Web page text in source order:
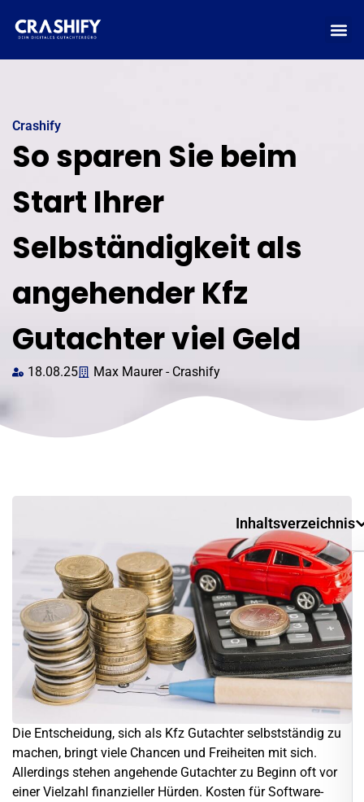
Crashify
So sparen Sie beim
Start Ihrer
Selbständigkeit als
angehender Kfz
Gutachter viel Geld
18.08.25 Max Maurer - Crashify
Die Entscheidung, sich als Kfz Gutachter selbstständig zu
machen, bringt viele Chancen und Freiheiten mit sich.
Allerdings stehen angehende Gutachter zu Beginn oft vor
einer Vielzahl finanzieller Hürden. Kosten für Software-
Inhaltsverzeichnis